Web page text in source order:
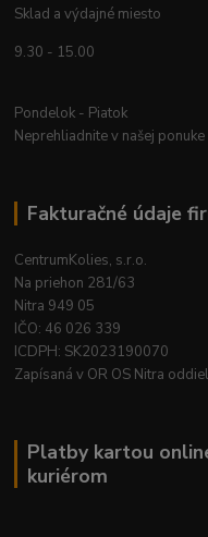
Sklad a výdajné miesto
9.30 - 15.00
Pondelok - Piatok
Neprehliadnite v našej ponuke
Fakturačné údaje
CentrumKolies, s.r.o.
Na priehon 281/63
Nitra 949 05
IČO: 46 026 339
ICDPH: SK2023190070
Zapísaná v OR OS Nitra
Platby kartou
kuriérom